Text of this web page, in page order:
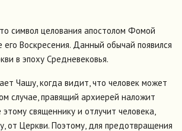
символ целования апостолом Фомой
его Воскресения. Данный обычай появился
в эпоху Средневековья.
Чашу, когда видит, что человек может
случае, правящий архиерей наложит
священнику и отлучит человека,
от Церкви. Поэтому, для предотвращения